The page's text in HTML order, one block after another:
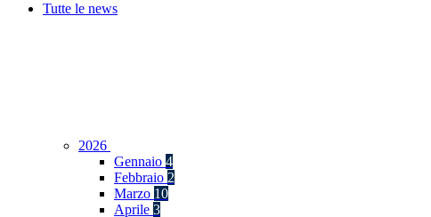
Tutte le news
2026
Gennaio 4
Febbraio 2
Marzo 10
Aprile 3